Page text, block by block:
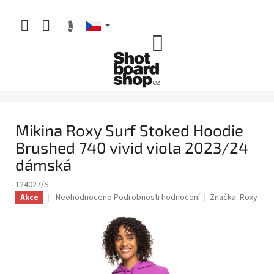
obsah
Mikina Roxy Surf Stoked Hoodie
Brushed 740 vivid viola 2023/24
dámská
124027/S
Akce
Průměrné
Neohodnoceno Podrobnosti hodnocení Značka:Roxy